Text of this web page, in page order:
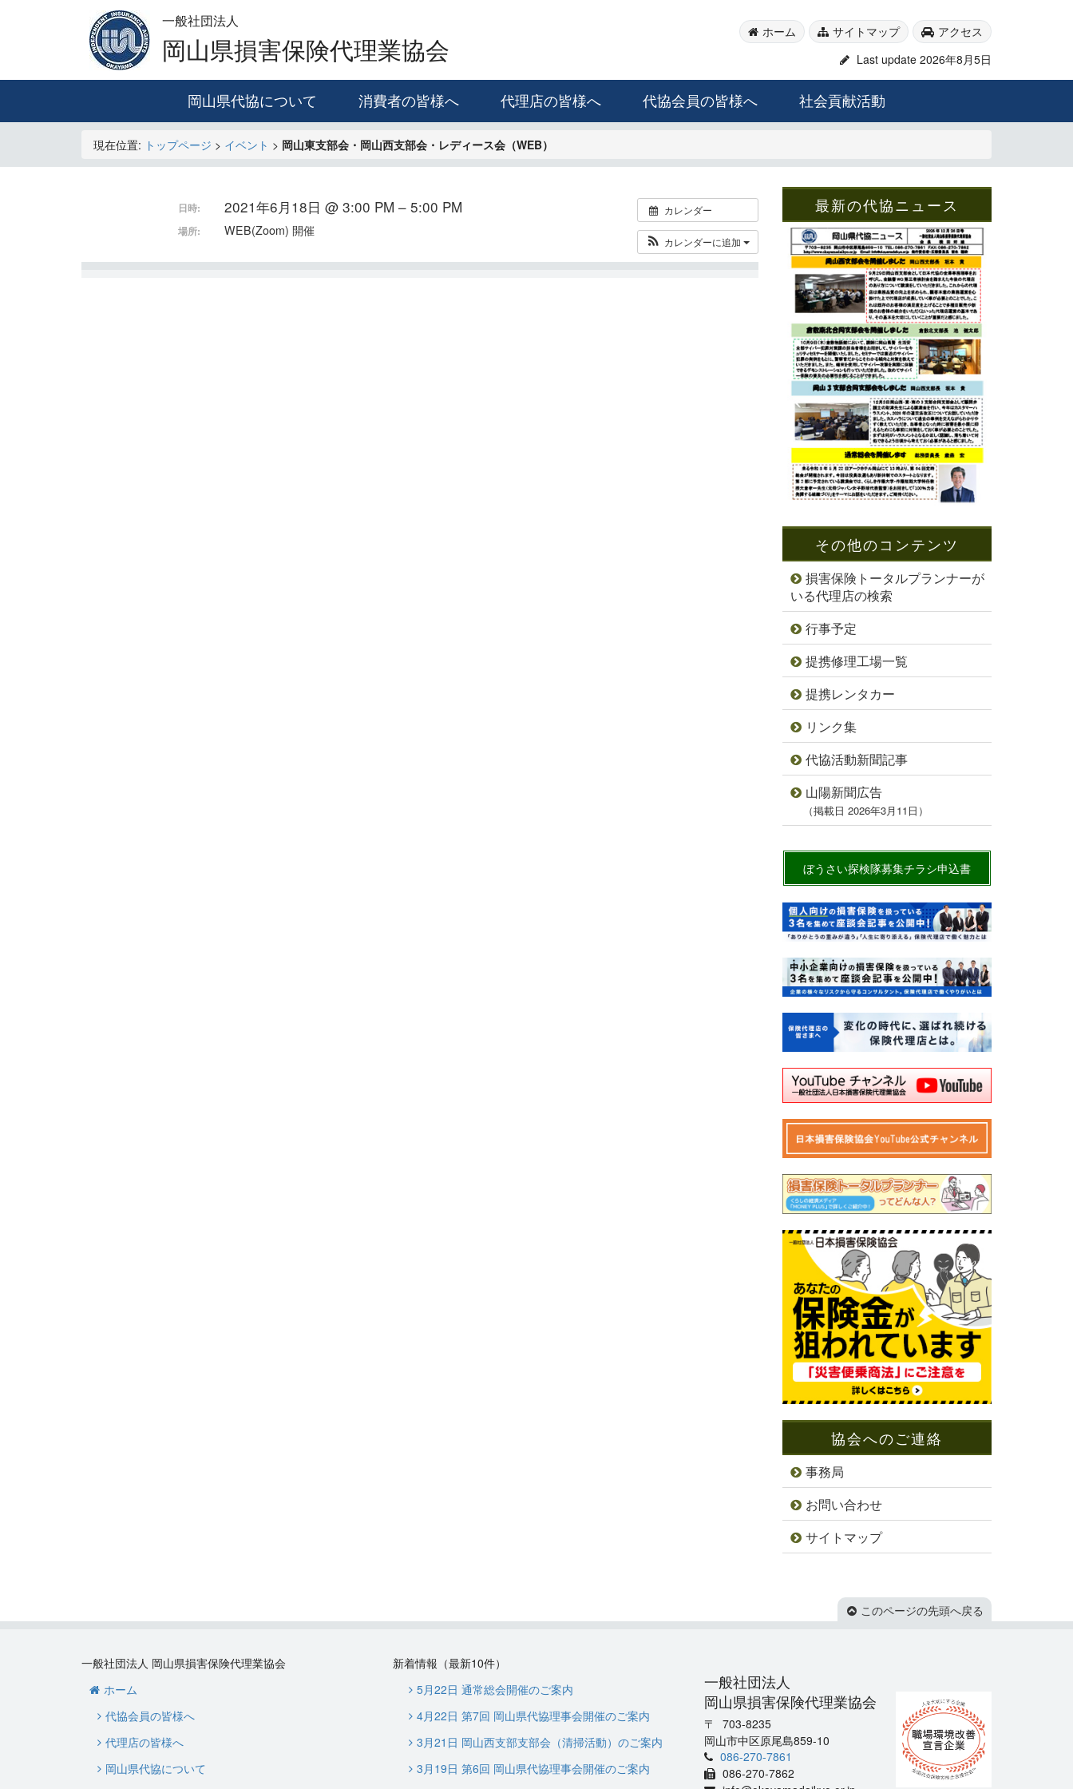
一般社団法人
岡山県損害保険代理業協会
ホーム サイトマップ
アクセス
Last update 2026年8月5日
岡山県代協について 消費者の皆様へ 代理店の皆様へ 代協会員の皆様へ 社会貢献活動
現在位置: トップページ > イベント > 岡山東支部会・岡山西支部会・レディース会（WEB）
カレンダー
カレンダーに追加
日時: 2021年6月18日 @ 3:00 PM – 5:00 PM
場所: WEB(Zoom) 開催
最新の代協ニュース
その他のコンテンツ
損害保険トータルプランナーが
いる代理店の検索
行事予定
提携修理工場一覧
提携レンタカー
リンク集
代協活動新聞記事
山陽新聞広告
（掲載日 2026年3月11日）
ぼうさい探検隊募集チラシ申込書
協会へのご連絡
事務局
お問い合わせ
サイトマップ
このページの先頭へ戻る
一般社団法人 岡山県損害保険代理業協会
ホーム
代協会員の皆様へ
代理店の皆様へ
岡山県代協について
新着情報（最新10件）
5月22日 通常総会開催のご案内
4月22日 第7回 岡山県代協理事会開催のご案内
3月21日 岡山西支部支部会（清掃活動）のご案内
3月19日 第6回 岡山県代協理事会開催のご案内
一般社団法人
岡山県損害保険代理業協会
703-8235
岡山市中区原尾島859-10
086-270-7861
086-270-7862